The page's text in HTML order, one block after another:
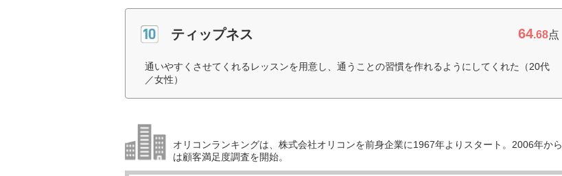
ティップネス 64.68点
通いやすくさせてくれるレッスンを用意し、通うことの習慣を作れるようにしてくれた（20代
／女性）
オリコンランキングは、株式会社オリコンを前身企業に1967年よりスタート。2006年から
は顧客満足度調査を開始。